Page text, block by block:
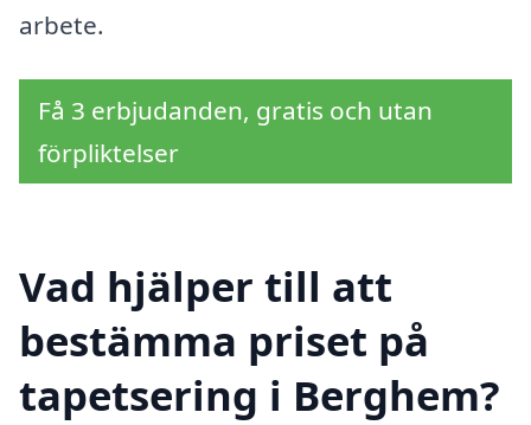
arbete.
Få 3 erbjudanden, gratis och utan
förpliktelser
Vad hjälper till att
bestämma priset på
tapetsering i Berghem?